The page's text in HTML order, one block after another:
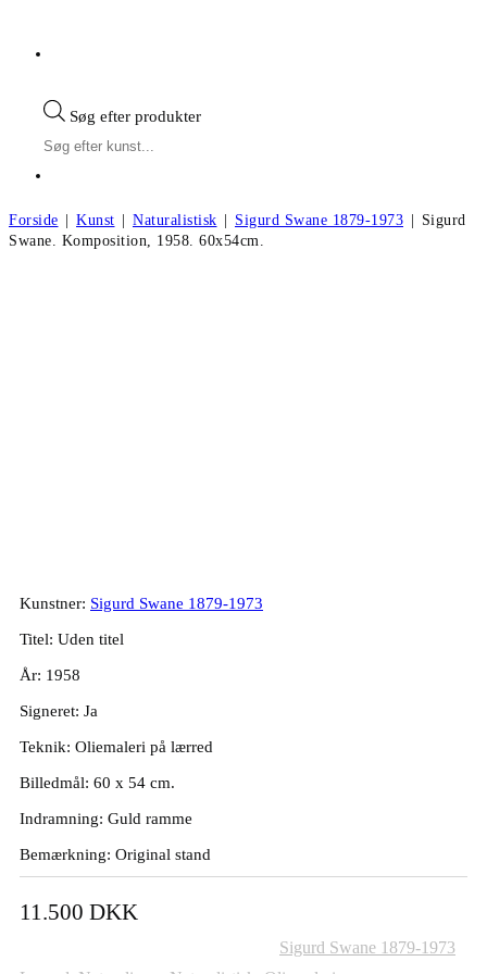
Søg efter produkter
Forside | Kunst | Naturalistisk | Sigurd Swane 1879-1973 | Sigurd
Swane. Komposition, 1958. 60x54cm.
Kunstner: Sigurd Swane 1879-1973
Titel: Uden titel
År: 1958
Signeret: Ja
Teknik: Oliemaleri på lærred
Billedmål: 60 x 54 cm.
Indramning: Guld ramme
Bemærkning: Original stand
11.500 DKK
Sigurd Swane 1879-1973